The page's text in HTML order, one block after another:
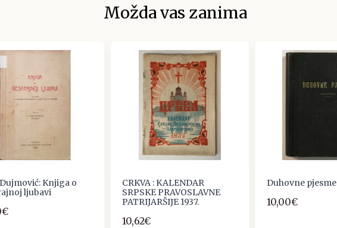
Možda vas zanima
Knjiga o
ljubavi
CRKVA : KALENDAR
SRPSKE PRAVOSLAVNE
PATRIJARŠIJE 1937.
10,62€
Duhovne pjesme
10,00€